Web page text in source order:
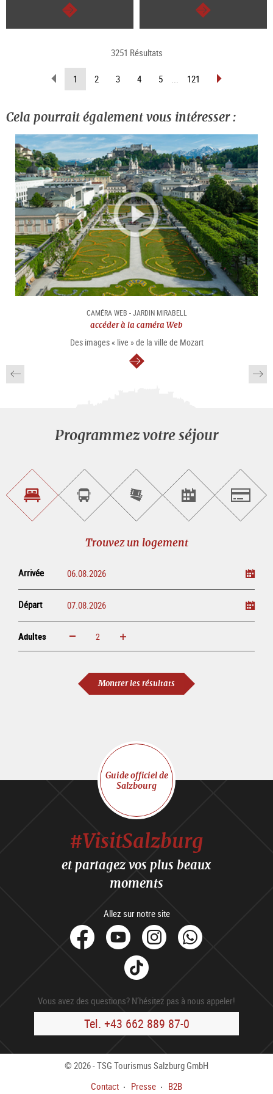
Continuer Continuer
3251 Résultats
Revenir
d’une
1 (Page
actuelle)
2 3 4 5 ... 121 Avancer
Cela pourrait également vous intéresser :
CAMÉRA WEB - JARDIN MIRABELL
accéder à la caméra Web
Des images « live » de la ville de Mozart
Continuer
Programmez votre séjour
Trouvez
un
logement
Réservez
un
tour
Achetez
les
billets
ligne
Trouvez
des
manifestations
Trouvez un logement
Arrivée
Départ
Adultes Augmenter Réduire
Montrer les résultats
Guide officiel de
Salzbourg
#VisitSalzburg
et partagez vos plus beaux
moments
Allez sur notre site
facebook
YoutubeInstagram
Tik
Tok
Vous avez des questions? N’hésitez pas à nous appeler!
Tel. +43 662 889 87-0
© 2026 - TSG Tourismus Salzburg GmbH
Contact
Presse B2B